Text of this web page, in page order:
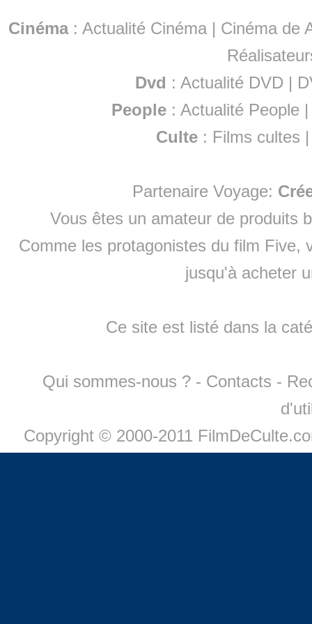
Cinéma: Actualité Cinéma | Cinéma de
Dvd : Actualité DVD |
People :Actualité People
Culte : Films cultes
Partenaire Voyage:
Vous êtes un amateur de produits
Comme les protagonistes du film Five,
jusqu'à acheter
Ce site est listé dans la
Qui sommes-nous ? - Contacts -
Copyright © 2000-2011